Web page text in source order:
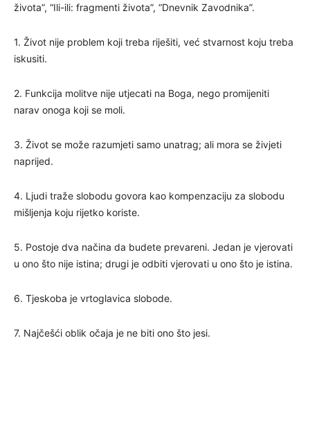
života”, “Ili-ili: fragmenti života”, “Dnevnik Zavodnika”.
1. Život nije problem koji treba riješiti, već stvarnost koju treba
iskusiti.
2. Funkcija molitve nije utjecati na Boga, nego promijeniti
narav onoga koji se moli.
3. Život se može razumjeti samo unatrag; ali mora se živjeti
naprijed.
4. Ljudi traže slobodu govora kao kompenzaciju za slobodu
mišljenja koju rijetko koriste.
5. Postoje dva načina da budete prevareni. Jedan je vjerovati
u ono što nije istina; drugi je odbiti vjerovati u ono što je istina.
6. Tjeskoba je vrtoglavica slobode.
7. Najčešći oblik očaja je ne biti ono što jesi.